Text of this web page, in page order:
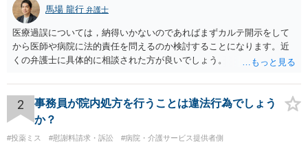
馬場 龍行 弁護士
医療過誤については，納得いかないのであればまずカルテ開示をして
から医師や病院に法的責任を問えるのか検討することになります。近
くの弁護士に具体的に相談された方が良いでしょう。
2
事務員が院内処方を行うことは違法行為でしょう
か？
#投薬ミス #慰謝料請求・訴訟 #病院・介護サービス提供者側